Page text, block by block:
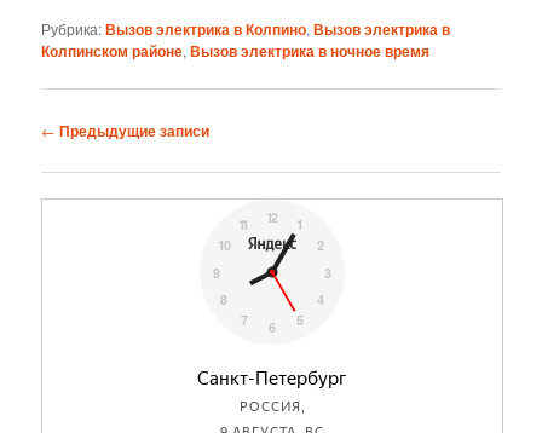
Рубрика:Вызов электрика в Колпино,Вызов электрика в
Колпинском районе,Вызов электрика в ночное время
Навигация
записям
← Предыдущие записи